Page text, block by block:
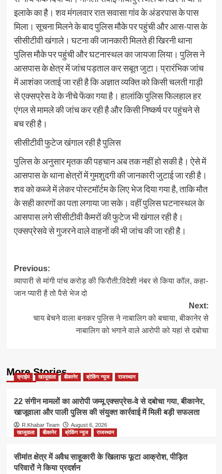
इलाके का है। शव मंगलवार रात सवासा गांव के अंडरपास के पास
मिला। सूचना मिलने के बाद पुलिस मौके पर पहुंची और आस-पास के
सीसीटीवी खंगाले। घटना की जानकारी मिलते ही खिरनी थाना
पुलिस मौके पर पहुंची और घटनास्थल का जायजा लिया। पुलिस ने
आसपास के क्षेत्र में जांच पड़ताल कर सबूत जुटा। प्रारंभिक जांच
में आशंका जताई जा रही है ​कि अज्ञात व्यक्ति को किसी चलती गाड़ी
से एक्सप्रेस वे के नीचे फेंका गया है। हालांकि पुलिस फिलहाल हर
एंगल से मामले की जांच कर रही है और किसी निष्कर्ष पर पहुंचने से
बच रही है।
सीसीटीवी फुटेज खंगाल रही है पुलिस
पुलिस के अनुसार मृतक की पहचान अब तक नहीं हो सकी है। ऐसे में
आसपास के थाना क्षेत्रों में गुमशुदगी की जानकारी जुटाई जा रही है।
शव को कब्जे में लेकर पोस्टमॉर्टम के लिए भेज दिया गया है, ताकि मौत
के सही कारणों का पता लगाया जा सके। वहीं पुलिस घटनास्थल के
आसपास लगे सीसीटीवी कैमरों की फुटेज भी खंगाल रही है।
एक्सप्रेसवे से गुजरने वाले वाहनों की भी जांच की जा रही है।
Post
navigation
Previous:
व्यापारी से मांगी पांच करोड़ की फिरौती:विदेशी नंबर से किया कॉल, कहा-
जान प्यारी है तो पैसे भेज दो
Next:
चाय बेचने वाला बनकर पुलिस ने नाबालिग को बचाया, बीकानेर से
नाबालिग को भगाने वाले आरोपी को यहां से दबोचा
More Stories
क्राईम खाजूवाला बीकानेर ब्रेकिंग न्यूज राजस्थान
22 संगीन मामलों का आरोपी जम्मू एक्सप्रेस-वे से दबोचा गया, बीकानेर,
खाजूवाला और पाली पुलिस की संयुक्त कार्रवाई में मिली बड़ी सफलता
R.Khabar Team
August 6, 2026
खाजूवाला
बीकानेर ब्रेकिंग न्यूज राजस्थान
सीमांत क्षेत्र में अवैध साहूकारी के खिलाफ फूटा आक्रोश, पीड़ित
परिवारों ने किया प्रदर्शन